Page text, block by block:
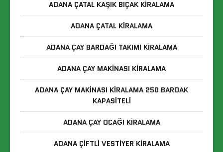
ADANA ÇATAL KAŞIK BIÇAK KIRALAMA
ADANA ÇATAL KIRALAMA
ADANA ÇAY BARDAĞI TAKIMI KIRALAMA
ADANA ÇAY MAKINASI KIRALAMA
ADANA ÇAY MAKINASI KIRALAMA 250 BARDAK
KAPASITELI
ADANA ÇAY OCAĞI KIRALAMA
ADANA ÇIFTLI VESTIYER KIRALAMA